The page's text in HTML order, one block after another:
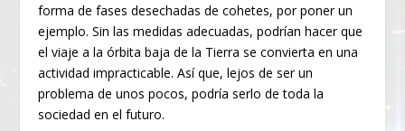
forma de fases desechadas de cohetes, por poner un
ejemplo. Sin las medidas adecuadas, podrían hacer que
el viaje a la órbita baja de la Tierra se convierta en una
actividad impracticable. Así que, lejos de ser un
problema de unos pocos, podría serlo de toda la
sociedad en el futuro.